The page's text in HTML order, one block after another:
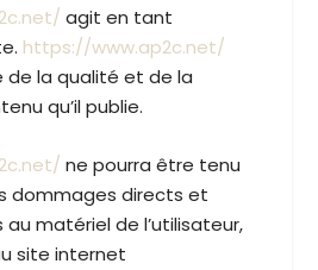
agit en tant
https://www.ap2c.net/
de la qualité et de la
qu’il publie.
ne pourra être tenu
dommages directs et
matériel de l’utilisateur,
site internet